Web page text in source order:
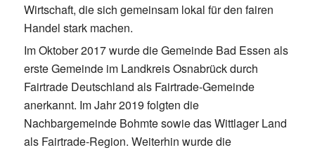
Wirtschaft, die sich gemeinsam lokal für den fairen
Handel stark machen.
Im Oktober 2017 wurde die Gemeinde Bad Essen als
erste Gemeinde im Landkreis Osnabrück durch
Fairtrade Deutschland als Fairtrade-Gemeinde
anerkannt. Im Jahr 2019 folgten die
Nachbargemeinde Bohmte sowie das Wittlager Land
als Fairtrade-Region. Weiterhin wurde die